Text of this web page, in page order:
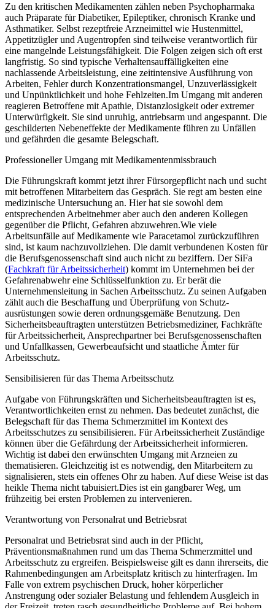
Zu den kritischen Medikamenten zählen neben Psychopharmaka
auch Präparate für Diabetiker, Epileptiker, chronisch Kranke und
Asthmatiker. Selbst rezeptfreie Arzneimittel wie Hustenmittel,
Appetitzügler und Augentropfen sind teilweise verantwortlich für
eine mangelnde Leistungsfähigkeit. Die Folgen zeigen sich oft erst
langfristig. So sind typische Verhaltensauffälligkeiten eine
nachlassende Arbeitsleistung, eine zeitintensive Ausführung von
Arbeiten, Fehler durch Konzentrationsmangel, Unzuverlässigkeit
und Unpünktlichkeit und hohe Fehlzeiten.Im Umgang mit anderen
reagieren Betroffene mit Apathie, Distanzlosigkeit oder extremer
Unterwürfigkeit. Sie sind unruhig, antriebsarm und angespannt. Die
geschilderten Nebeneffekte der Medikamente führen zu Unfällen
und gefährden die gesamte Belegschaft.
Professioneller Umgang mit Medikamentenmissbrauch
Die Führungskraft kommt jetzt ihrer Fürsorgepflicht nach und sucht
mit betroffenen Mitarbeitern das Gespräch. Sie regt am besten eine
medizinische Untersuchung an. Hier hat sie sowohl dem
entsprechenden Arbeitnehmer aber auch den anderen Kollegen
gegenüber die Pflicht, Gefahren abzuwehren.Wie viele
Arbeitsunfälle auf Medikamente wie Paracetamol zurückzuführen
sind, ist kaum nachzuvollziehen. Die damit verbundenen Kosten für
die Berufsgenossenschaft sind auch nicht zu beziffern. Der SiFa
(Fachkraft für Arbeitssicherheit) kommt im Unternehmen bei der
Gefahrenabwehr eine Schlüsselfunktion zu. Er berät die
Unternehmensleitung in Sachen Arbeitsschutz. Zu seinen Aufgaben
zählt auch die Beschaffung und Überprüfung von Schutz-
ausrüstungen sowie deren ordnungsgemäße Benutzung. Den
Sicherheitsbeauftragten unterstützen Betriebsmediziner, Fachkräfte
für Arbeitssicherheit, Ansprechpartner bei Berufsgenossenschaften
und Unfallkassen, Gewerbeaufsicht und staatliche Ämter für
Arbeitsschutz.
Sensibilisieren für das Thema Arbeitsschutz
Aufgabe von Führungskräften und Sicherheitsbeauftragten ist es,
Verantwortlichkeiten ernst zu nehmen. Das bedeutet zunächst, die
Belegschaft für das Thema Schmerzmittel im Kontext des
Arbeitsschutzes zu sensibilisieren. Für Arbeitssicherheit Zuständige
können über die Gefährdung der Arbeitssicherheit informieren.
Wichtig ist dabei den erwünschten Umgang mit Arzneien zu
thematisieren. Gleichzeitig ist es notwendig, den Mitarbeitern zu
signalisieren, stets ein offenes Ohr zu haben. Auf diese Weise ist das
heikle Thema nicht tabuisiert.Dies ist ein gangbarer Weg, um
frühzeitig bei ersten Problemen zu intervenieren.
Verantwortung von Personalrat und Betriebsrat
Personalrat und Betriebsrat sind auch in der Pflicht,
Präventionsmaßnahmen rund um das Thema Schmerzmittel und
Arbeitsschutz zu ergreifen. Beispielsweise gilt es dann ihrerseits, die
Rahmenbedingungen am Arbeitsplatz kritisch zu hinterfragen. Im
Falle von extrem psychischen Druck, hoher körperlicher
Anstrengung oder sozialer Belastung und fehlendem Ausgleich in